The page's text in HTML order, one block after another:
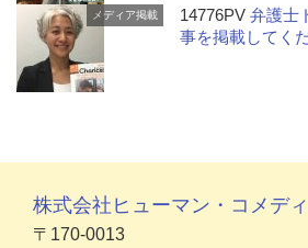
メディア掲載 14776PV弁護士
事を掲載してく
株式会社ヒューマン・コメディ
〒170-0013